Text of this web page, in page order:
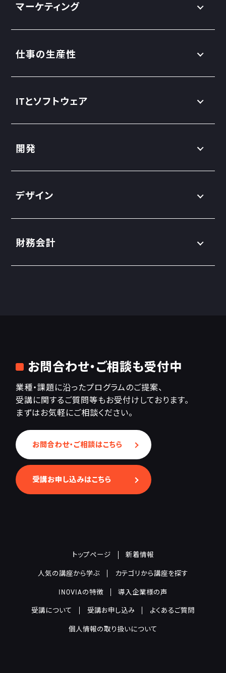
マーケティング
仕事の生産性
ITとソフトウェア
開発
デザイン
財務会計
お問合わせ・ご相談も受付中
業種・課題に沿ったプログラムのご提案、
受講に関するご質問等もお受付けしております。
まずはお気軽にご相談ください。
お問合わせ・ご相談はこちら
受講お申し込みはこちら
トップページ 新着情報
人気の講座から学ぶ カテゴリから講座を探す
INOVIAの特徴 導入企業様の声
受講について 受講お申し込み よくあるご質問
個人情報の取り扱いについて